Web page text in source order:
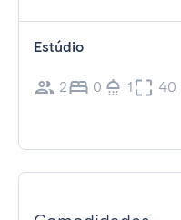
Estúdio
2 0 1 40